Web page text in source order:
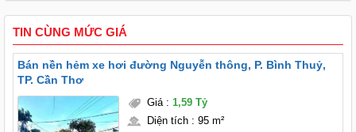
TIN CÙNG MỨC GIÁ
Bán nền hẻm xe hơi đường Nguyễn thông, P. Bình Thuỷ,
TP. Cần Thơ
Giá: 1,59 Tỷ
Diện tích: 95 m²